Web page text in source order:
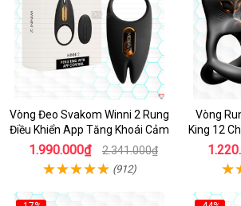
Vòng Đeo Svakom Winni 2 Rung
Điều Khiển App Tăng Khoái Cảm
1.990.000₫ 2.341.000₫
(912)
Vòng
King 12